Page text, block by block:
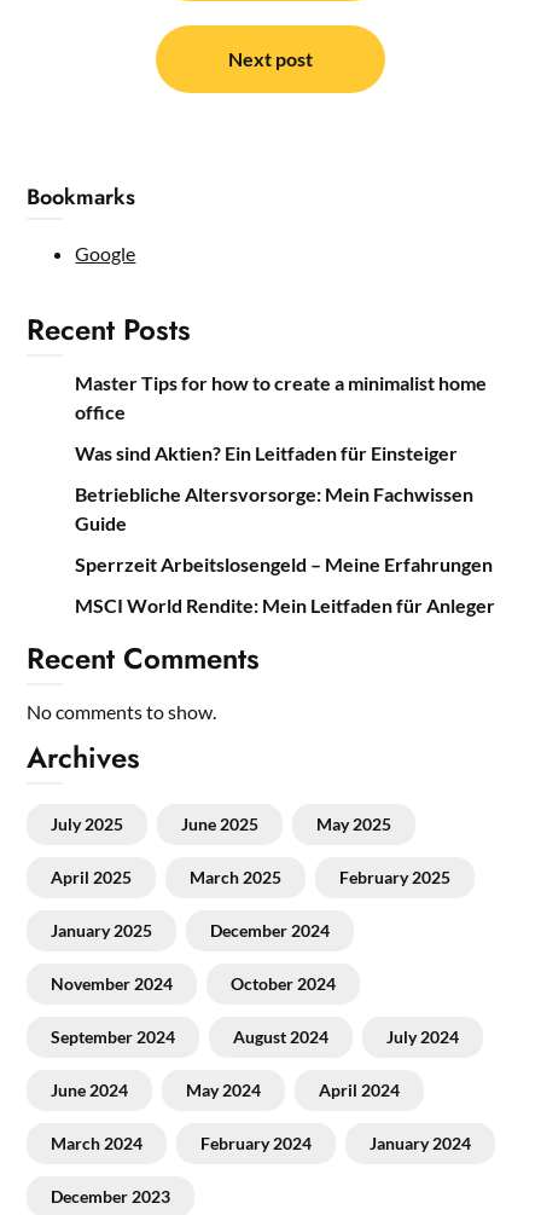
Next post
Bookmarks
Google
Recent Posts
Master Tips for how to create a minimalist home
office
Was sind Aktien? Ein Leitfaden für Einsteiger
Betriebliche Altersvorsorge: Mein Fachwissen
Guide
Sperrzeit Arbeitslosengeld – Meine Erfahrungen
MSCI World Rendite: Mein Leitfaden für Anleger
Recent Comments
No comments to show.
Archives
July 2025 June 2025 May 2025
April 2025 March 2025 February 2025
January 2025 December 2024
November 2024 October 2024
September 2024 August 2024 July 2024
June 2024 May 2024 April 2024
March 2024 February 2024 January 2024
December 2023